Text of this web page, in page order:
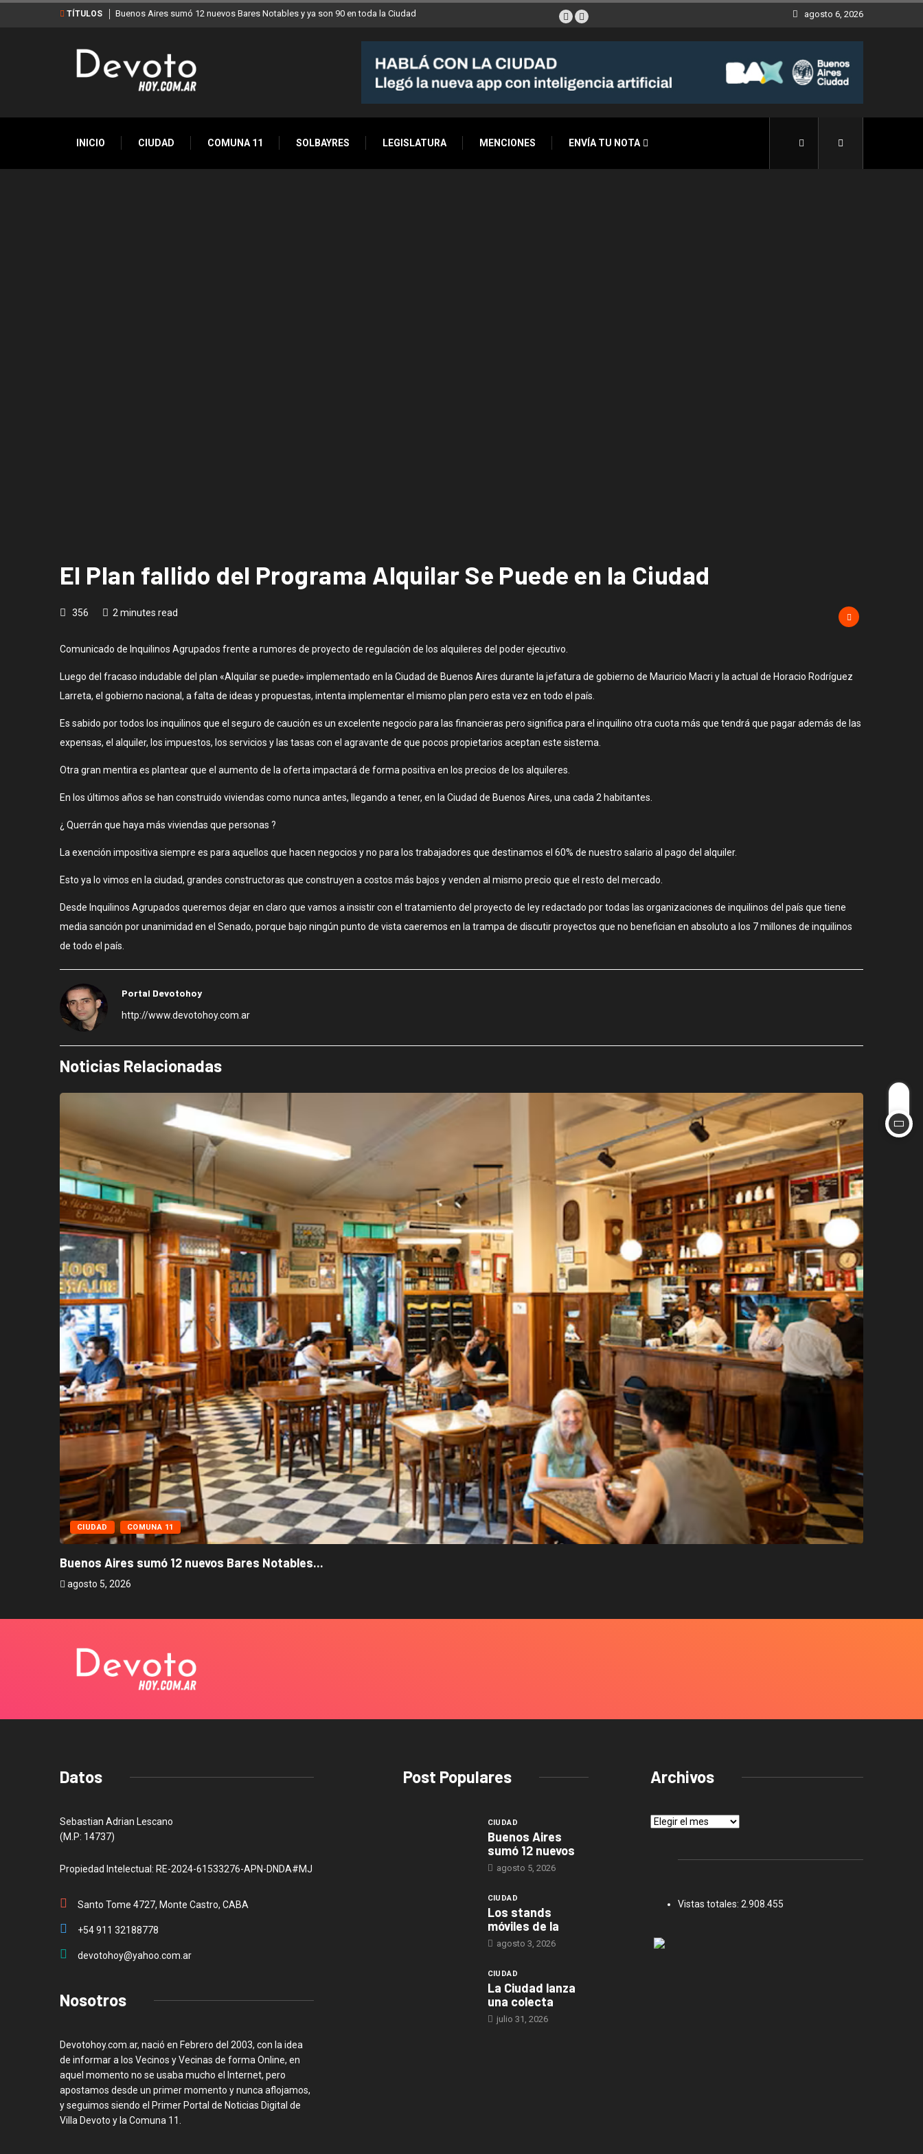
TÍTULOS Buenos Aires sumó 12 nuevos Bares Notables y ya son 90 en toda la Ciudad agosto 6, 2026
INICIO CIUDAD COMUNA 11 SOLBAYRES LEGISLATURA MENCIONES ENVÍA TU NOTA
El Plan fallido del Programa Alquilar Se Puede en la Ciudad
356 2 minutes read
Comunicado de Inquilinos Agrupados frente a rumores de proyecto de regulación de los alquileres del poder ejecutivo.
Luego del fracaso indudable del plan «Alquilar se puede» implementado en la Ciudad de Buenos Aires durante la jefatura de gobierno de Mauricio Macri y la actual de Horacio Rodríguez
Larreta, el gobierno nacional, a falta de ideas y propuestas, intenta implementar el mismo plan pero esta vez en todo el país.
Es sabido por todos los inquilinos que el seguro de caución es un excelente negocio para las financieras pero significa para el inquilino otra cuota más que tendrá que pagar además de las
expensas, el alquiler, los impuestos, los servicios y las tasas con el agravante de que pocos propietarios aceptan este sistema.
Otra gran mentira es plantear que el aumento de la oferta impactará de forma positiva en los precios de los alquileres.
En los últimos años se han construido viviendas como nunca antes, llegando a tener, en la Ciudad de Buenos Aires, una cada 2 habitantes.
¿ Querrán que haya más viviendas que personas ?
La exención impositiva siempre es para aquellos que hacen negocios y no para los trabajadores que destinamos el 60% de nuestro salario al pago del alquiler.
Esto ya lo vimos en la ciudad, grandes constructoras que construyen a costos más bajos y venden al mismo precio que el resto del mercado.
Desde Inquilinos Agrupados queremos dejar en claro que vamos a insistir con el tratamiento del proyecto de ley redactado por todas las organizaciones de inquilinos del país que tiene
media sanción por unanimidad en el Senado, porque bajo ningún punto de vista caeremos en la trampa de discutir proyectos que no benefician en absoluto a los 7 millones de inquilinos
de todo el país.
Portal Devotohoy
http://www.devotohoy.com.ar
Noticias Relacionadas
CIUDAD COMUNA 11
Buenos Aires sumó 12 nuevos Bares Notables...
agosto 5, 2026
CIUDAD
Los
Datos
Sebastian Adrian Lescano
(M.P: 14737)
Propiedad Intelectual: RE-2024-61533276-APN-DNDA#MJ
Santo Tome 4727, Monte Castro, CABA
+54 911 32188778
devotohoy@yahoo.com.ar
Nosotros
Devotohoy.com.ar, nació en Febrero del 2003, con la idea
de informar a los Vecinos y Vecinas de forma Online, en
aquel momento no se usaba mucho el Internet, pero
apostamos desde un primer momento y nunca aflojamos,
y seguimos siendo el Primer Portal de Noticias Digital de
Villa Devoto y la Comuna 11.
Post Populares
CIUDAD
Buenos Aires
sumó 12 nuevos
agosto 5, 2026
CIUDAD
Los stands
móviles de la
agosto 3, 2026
CIUDAD
La Ciudad lanza
una colecta
julio 31, 2026
Archivos
Archivos
Vistas totales: 2.908.455